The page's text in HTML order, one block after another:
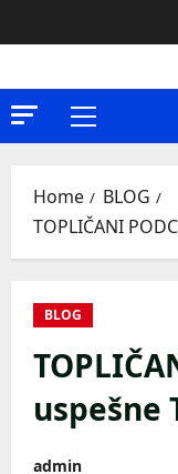
to
Primary
Home
BLOG
TOPLIČANI
BLOG
uspešne
admin